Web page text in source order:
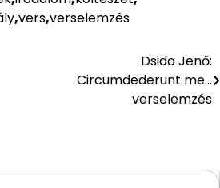
,vers,verselemzés
Dsida Jenő:
Circumdederunt me…
verselemzés